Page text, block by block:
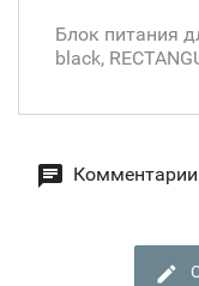
Блок питания
black,